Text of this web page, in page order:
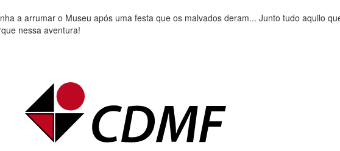
a arrumar o Museu após uma festa que os malvados deram... Junto tudo aquilo
nessa aventura!